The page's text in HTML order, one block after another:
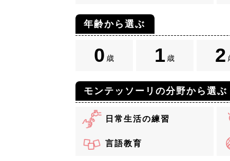
年齢から選ぶ
0 歳 1 歳 2
モンテッソーリの分野から選ぶ
日常生活の練習
言語教育